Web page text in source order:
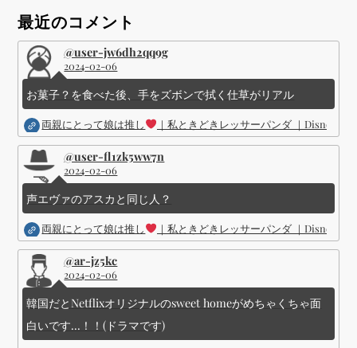
ョ
ン
最近のコメント
@user-jw6dh2qq9g
2024-02-06
お菓子？を食べた後、手をズボンで拭く仕草がリアル
両親にとって娘は推し ｜私ときどきレッサーパンダ ｜Disney (
@user-fl1zk5ww7n
2024-02-06
声エヴァのアスカと同じ人？
両親にとって娘は推し ｜私ときどきレッサーパンダ ｜Disney (
@ar-jz5kc
2024-02-06
韓国だとNetflixオリジナルのsweet homeがめちゃくちゃ面
白いです...！！(ドラマです)